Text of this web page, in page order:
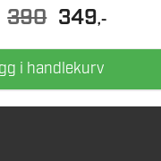
390
Opprinnelig
pris
var:
390.
349pris
er:
349.
,-
i handlekurv